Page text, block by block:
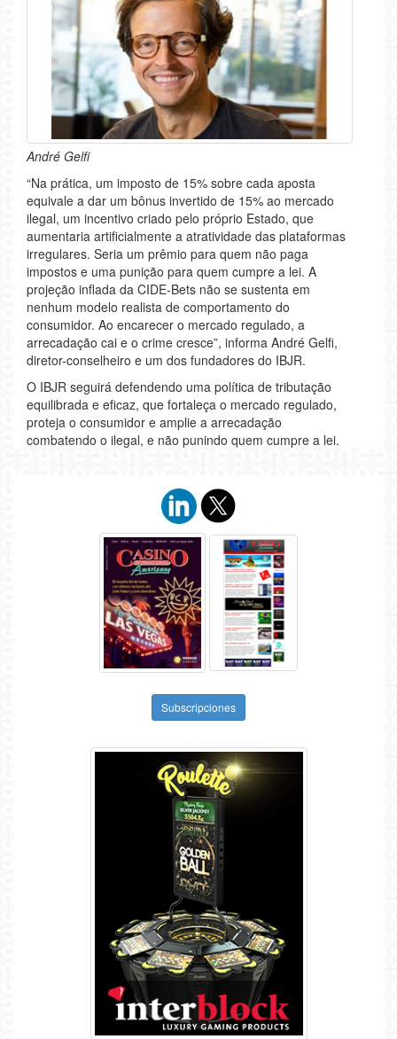
André Gelfi
“Na prática, um imposto de 15% sobre cada aposta
equivale a dar um bônus invertido de 15% ao mercado
ilegal, um incentivo criado pelo próprio Estado, que
aumentaria artificialmente a atratividade das plataformas
irregulares. Seria um prêmio para quem não paga
impostos e uma punição para quem cumpre a lei. A
projeção inflada da CIDE-Bets não se sustenta em
nenhum modelo realista de comportamento do
consumidor. Ao encarecer o mercado regulado, a
arrecadação cai e o crime cresce”, informa André Gelfi,
diretor-conselheiro e um dos fundadores do IBJR.
O IBJR seguirá defendendo uma política de tributação
equilibrada e eficaz, que fortaleça o mercado regulado,
proteja o consumidor e amplie a arrecadação
combatendo o ilegal, e não punindo quem cumpre a lei.
Subscripciones